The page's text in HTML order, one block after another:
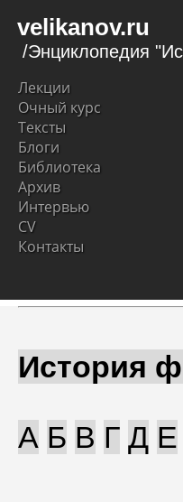
velikanov.ru
/Энциклопедия
Лекции
Очный курс
Тексты
Блоги
Библиотека
Архив
Интервью
CV
Контакты
История
А Б В Г Д Е